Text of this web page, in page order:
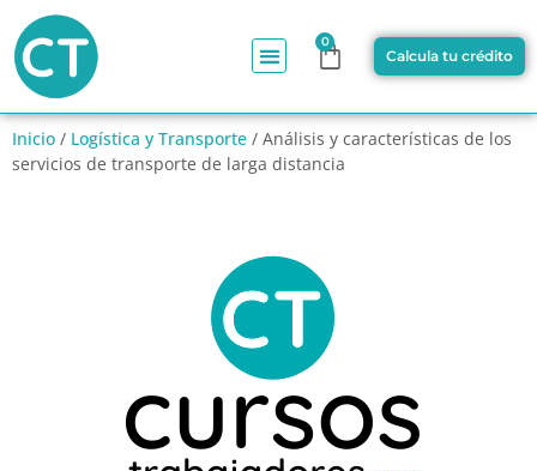
0
Calcula tu crédito
Inicio / Logística y Transporte / Análisis y características de los
servicios de transporte de larga distancia